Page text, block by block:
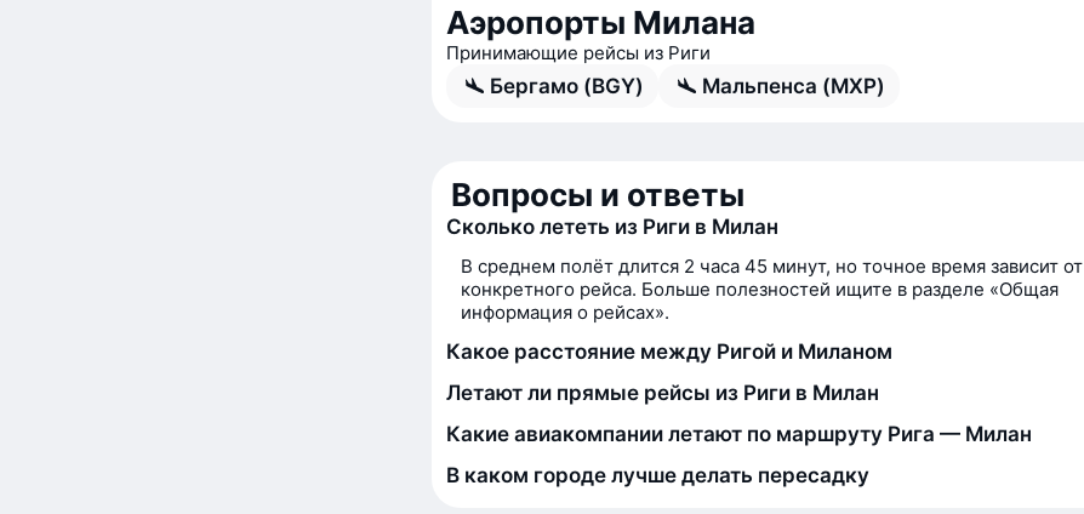
Аэропорты Милана
Принимающие рейсы из Риги
Бергамо (BGY) Мальпенса (MXP)
Вопросы и ответы
Сколько лететь из Риги в Милан
В среднем полёт длится 2 часа 45 минут, но точное время зависит от
конкретного рейса. Больше полезностей ищите в разделе «Общая
информация о рейсах».
Какое расстояние между Ригой и Миланом
Летают ли прямые рейсы из Риги в Милан
Какие авиакомпании летают по маршруту Рига — Милан
В каком городе лучше делать пересадку